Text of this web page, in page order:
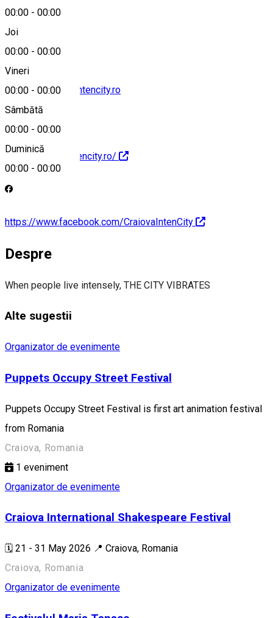
00:00 - 00:00
Joi
00:00 - 00:00
Vineri
00:00 - 00:00
Sâmbătă
00:00 - 00:00
Duminică
00:00 - 00:00
contact@craiovaintencity.ro
https://craiovaintencity.ro/
https://www.facebook.com/CraiovaIntenCity
Despre
When people live intensely, THE CITY VIBRATES
Alte sugestii
Organizator de evenimente
Puppets Occupy Street Festival
Puppets Occupy Street Festival is first art animation festival
from Romania
Craiova, Romania
1 eveniment
Organizator de evenimente
Craiova International Shakespeare Festival
🗓️ 21 - 31 May 2026 📍 Craiova, Romania
Craiova, Romania
Organizator de evenimente